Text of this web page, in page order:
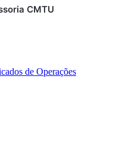
CMTU
de Operações